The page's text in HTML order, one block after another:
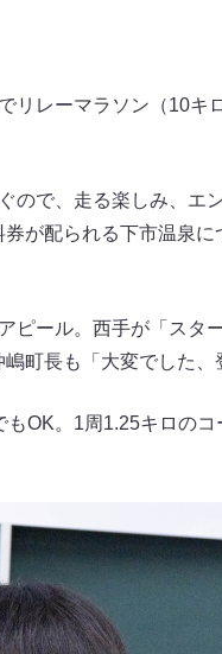
リレーマラソン（10キ
ので、走る楽しみ、エ
が配られる下市温泉
ピール。西手が「スタ
町長も「大変でした、
OK。1周1.25キロの